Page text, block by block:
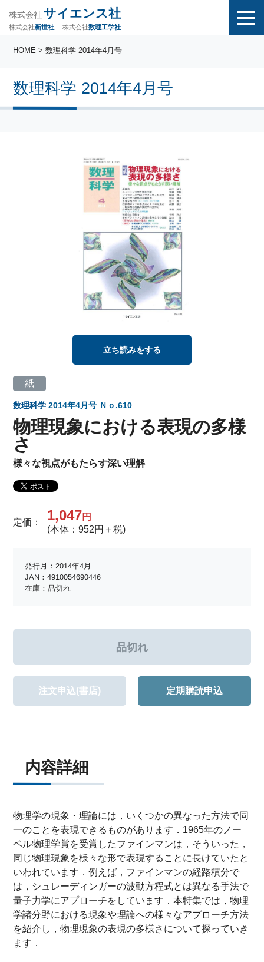
株式会社 サイエンス社
株式会社新世社 株式会社数理工学社
数理科学 2014年4月号
HOME > 数理科学 2014年4月号
立ち読みをする
紙
数理科学 2014年4月号 Ｎｏ.610
物理現象における表現の多様
さ
様々な視点がもたらす深い理解
定価： 1,047円
(本体：952円＋税)
発行月：2014年4月
JAN：4910054690446
在庫：品切れ
注文申込(書店) 定期購読申込
内容詳細
物理学の現象・理論には，いくつかの異なった方法で同
一のことを表現できるものがあります．1965年のノー
ベル物理学賞を受賞したファインマンは，そういった，
同じ物理現象を様々な形で表現することに長けていたと
いわれています．例えば，ファインマンの経路積分で
は，シュレーディンガーの波動方程式とは異なる手法で
量子力学にアプローチをしています．本特集では，物理
学諸分野における現象や理論への様々なアプローチ方法
を紹介し，物理現象の表現の多様さについて探っていき
ます．